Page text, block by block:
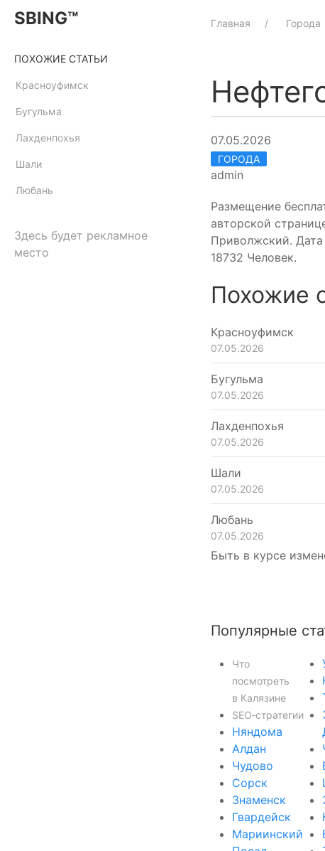
SBING™
ПОХОЖИЕ СТАТЬИ
Красноуфимск
Бугульма
Лахденпохья
Шали
Любань
Здесь будет рекламное
место
Главная Города
07.05.2026
ГОРОДА
admin
Размещение
авторской
Приволжский.
18732 Человек.
Похожие
Красноуфимск
07.05.2026
Бугульма
07.05.2026
Лахденпохья
07.05.2026
Шали
07.05.2026
Любань
07.05.2026
Быть в курсе
Популярные
Что
посмотреть
в Калязине
SEO‑стратегии
Няндома
Алдан
Чудово
Сорск
Знаменск
Гвардейск
Мариинский